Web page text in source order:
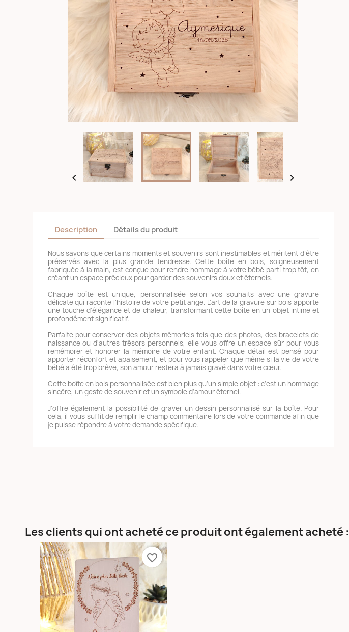
 
Description Détails du produit
Nous savons que certains moments et souvenirs sont inestimables et méritent d’être
préservés avec la plus grande tendresse. Cette boîte en bois, soigneusement
fabriquée à la main, est conçue pour rendre hommage à votre bébé parti trop tôt, en
créant un espace précieux pour garder des souvenirs doux et éternels.
Chaque boîte est unique, personnalisée selon vos souhaits avec une gravure
délicate qui raconte l'histoire de votre petit ange. L’art de la gravure sur bois apporte
une touche d’élégance et de chaleur, transformant cette boîte en un objet intime et
profondément significatif.
Parfaite pour conserver des objets mémoriels tels que des photos, des bracelets de
naissance ou d'autres trésors personnels, elle vous offre un espace sûr pour vous
remémorer et honorer la mémoire de votre enfant. Chaque détail est pensé pour
apporter réconfort et apaisement, et pour vous rappeler que même si la vie de votre
bébé a été trop brève, son amour restera à jamais gravé dans votre cœur.
Cette boîte en bois personnalisée est bien plus qu'un simple objet : c'est un hommage
sincère, un geste de souvenir et un symbole d'amour éternel.
J'offre également la possibilité de graver un dessin personnalisé sur la boîte. Pour
cela, il vous suffit de remplir le champ commentaire lors de votre commande afin que
je puisse répondre à votre demande spécifique.
Les clients qui ont acheté ce produit ont également acheté :
favorite_border